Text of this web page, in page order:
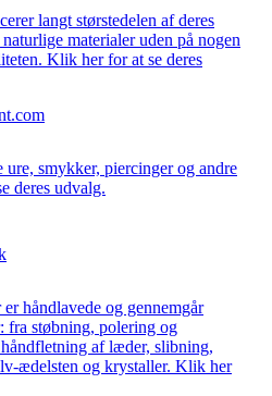
langt størstedelen af deres
materialer uden på nogen
Klik her for at se deres
smykker, piercinger og andre
deres udvalg.
håndlavede og gennemgår
fra støbning, polering og
af læder, slibning,
ædelsten og krystaller. Klik her